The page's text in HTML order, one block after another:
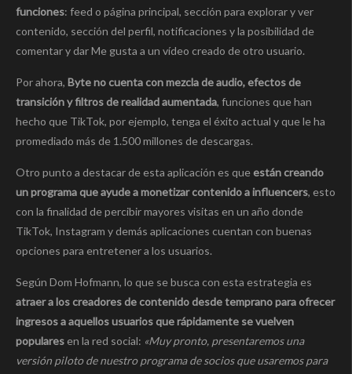
funciones: feed o página principal, sección para explorar y ver
contenido, sección del perfil, notificaciones y la posibilidad de
comentar y dar Me gusta a un vídeo creado de otro usuario.
Por ahora, Byte no cuenta con mezcla de audio, efectos de
transición y filtros de realidad aumentada, funciones que han
hecho que TikTok, por ejemplo, tenga el éxito actual y que le ha
promediado más de 1.500 millones de descargas.
Otro punto a destacar de esta aplicación es queestán creando
un programa que ayude a monetizar contenido a influencers, esto
con la finalidad de percibir mayores visitas en un año donde
TikTok, Instagram y demás aplicaciones cuentan con buenas
opciones para entretener a los usuarios.
Según Dom Hofmann, lo que se busca con esta estrategia es
atraer a los creadores de contenido desde temprano para ofrecer
ingresos a aquellos usuarios que rápidamente se vuelven
popularesen la red social: «Muy pronto, presentaremos una
versión piloto de nuestro programa de socios que usaremos para